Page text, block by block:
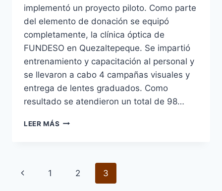
implementó un proyecto piloto. Como parte
del elemento de donación se equipó
completamente, la clínica óptica de
FUNDESO en Quezaltepeque. Se impartió
entrenamiento y capacitación al personal y
se llevaron a cabo 4 campañas visuales y
entrega de lentes graduados. Como
resultado se atendieron un total de 98…
LEER MÁS PROYECTO
Navegación
Página
1 2 3